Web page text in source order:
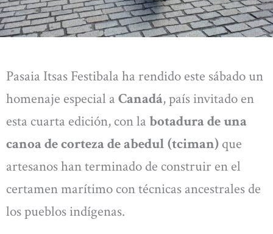
Pasaia Itsas Festibala ha rendido este sábado un
homenaje especial a Canadá, país invitado en
esta cuarta edición, con la botadura de una
canoa de corteza de abedul (tciman) que
artesanos han terminado de construir en el
certamen marítimo con técnicas ancestrales de
los pueblos indígenas.